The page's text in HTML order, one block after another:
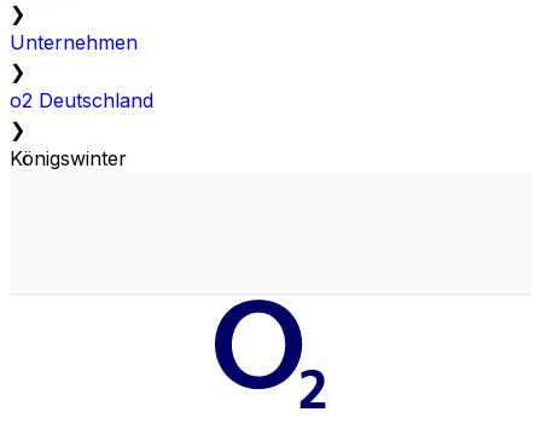
❯
Unternehmen
❯
o2 Deutschland
❯
Königswinter